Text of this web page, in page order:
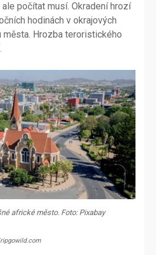
počítat musí. Okradení hrozí
hodinách v okrajových
města. Hrozba teroristického
africké město. Foto: Pixabay